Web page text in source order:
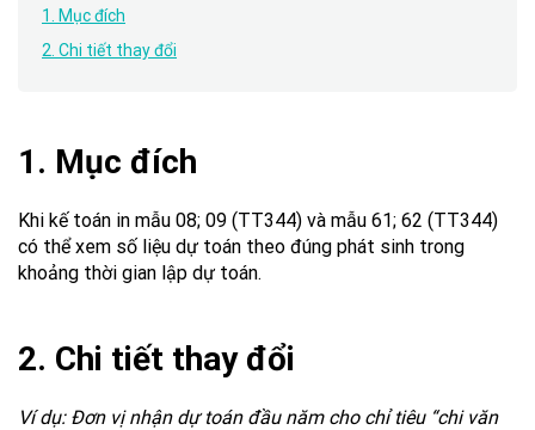
1. Mục đích
2. Chi tiết thay đổi
1. Mục đích
Khi kế toán in mẫu 08; 09 (TT344) và mẫu 61; 62 (TT344)
có thể xem số liệu dự toán theo đúng phát sinh trong
khoảng thời gian lập dự toán.
2. Chi tiết thay đổi
Ví dụ: Đơn vị nhận dự toán đầu năm cho chỉ tiêu “chi văn